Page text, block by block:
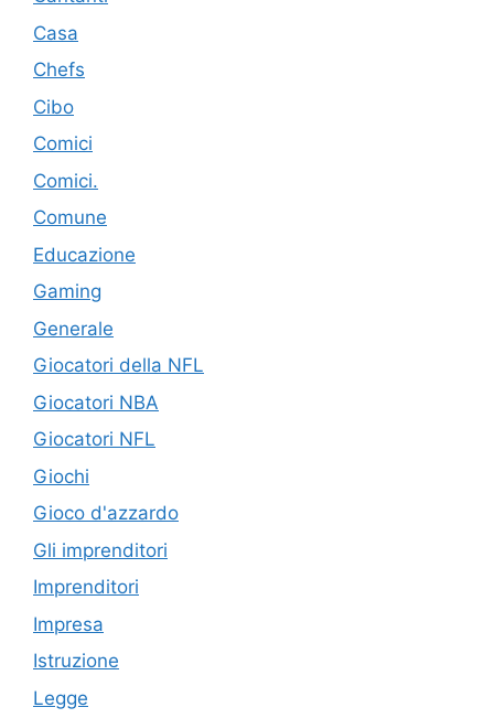
Casa
Chefs
Cibo
Comici
Comici.
Comune
Educazione
Gaming
Generale
Giocatori della NFL
Giocatori NBA
Giocatori NFL
Giochi
Gioco d'azzardo
Gli imprenditori
Imprenditori
Impresa
Istruzione
Legge